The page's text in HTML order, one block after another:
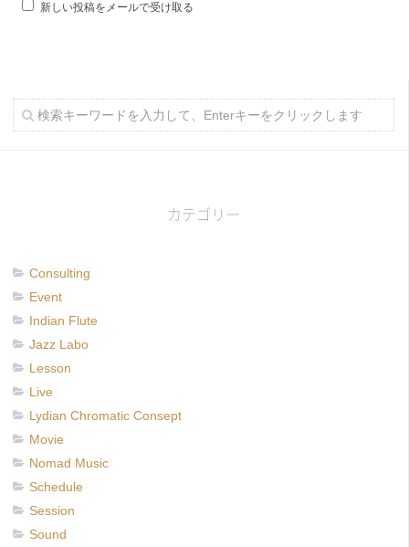
新しい投稿をメールで受け取る
カテゴリー
Consulting
Event
Indian Flute
Jazz Labo
Lesson
Live
Lydian Chromatic Consept
Movie
Nomad Music
Schedule
Session
Sound